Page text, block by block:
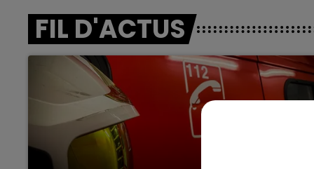
6h00 - 10h00
LA FAMILLE
FIL D'ACTUS